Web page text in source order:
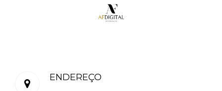
ENDEREÇO